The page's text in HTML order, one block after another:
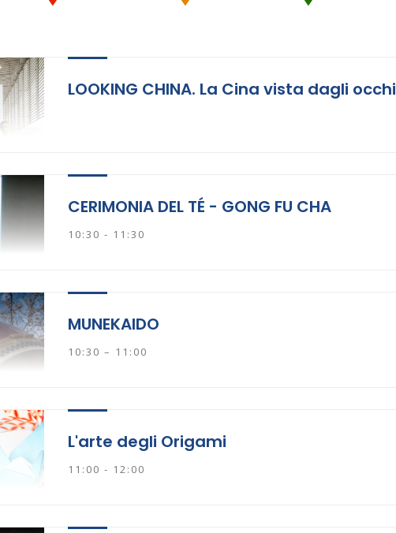
LOOKING CHINA. La Cina vista dagli
CERIMONIA DEL TÉ - GONG FU CHA
10:30 - 11:30
MUNEKAIDO
10:30 – 11:00
L'arte degli Origami
11:00 - 12:00